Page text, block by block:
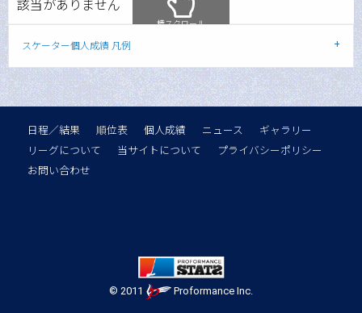
該当がありません
横スクロール
スケーター個人成績 凡例
日程／結果 順位表 個人成績 ニュース
ギャラリー
リーグについて
当サイトについて
プライバシーポリシー
お問い合わせ
© 2011 Proformance Inc.